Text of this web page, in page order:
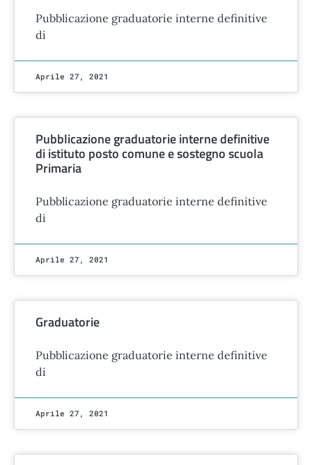
Pubblicazione graduatorie interne definitive
di
Aprile 27, 2021
Pubblicazione graduatorie interne definitive
di istituto posto comune e sostegno scuola
Primaria
Pubblicazione graduatorie interne definitive
di
Aprile 27, 2021
Graduatorie
Pubblicazione graduatorie interne definitive
di
Aprile 27, 2021